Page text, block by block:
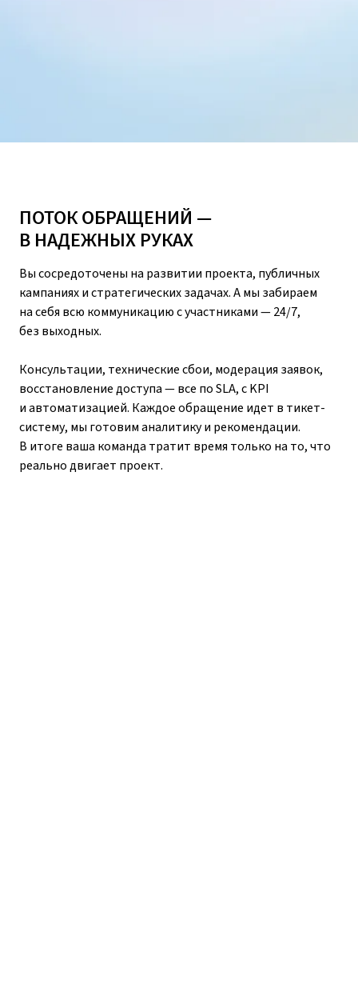
ПОТОК ОБРАЩЕНИЙ —
В НАДЕЖНЫХ РУКАХ
Вы сосредоточены на развитии проекта, публичных
кампаниях и стратегических задачах. А мы забираем
на себя всю коммуникацию с участниками — 24/7,
без выходных.
Консультации, технические сбои, модерация заявок,
восстановление доступа — все по SLA, с KPI
и автоматизацией. Каждое обращение идет в тикет-
систему, мы готовим аналитику и рекомендации.
В итоге ваша команда тратит время только на то, что
реально двигает проект.